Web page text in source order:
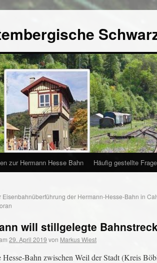
zur Hermann Hesse Bahn Häufig gestellte
Eisenbahnüberführung der Hermann-Hesse-Bahn in
will stillgelegte
29. April 2019 von Markus Wiest
Bahn zwischen Weil der Stadt (Kreis